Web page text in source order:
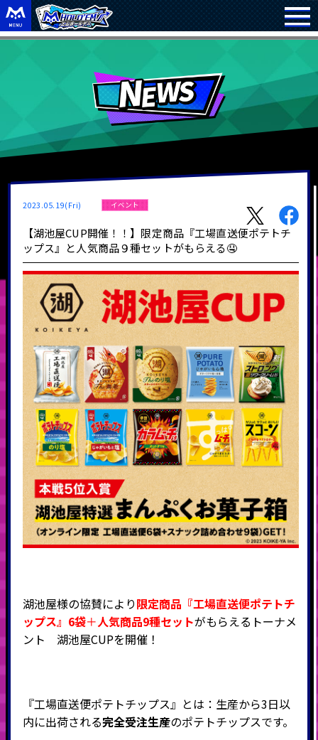
2023.05.19(Fri) イベント
【湖池屋CUP開催！！】限定商品『工場直送便ポテトチ
ップス』と人気商品９種セットがもらえる🤤
湖池屋様の協賛により限定商品『工場直送便ポテトチ
ップス』6袋＋人気商品9種セットがもらえる トーナメ
ント 湖池屋CUPを開催！
『工場直送便ポテトチップス』とは：生産から3日以
内に出荷される完全受注生産のポテトチップスです。